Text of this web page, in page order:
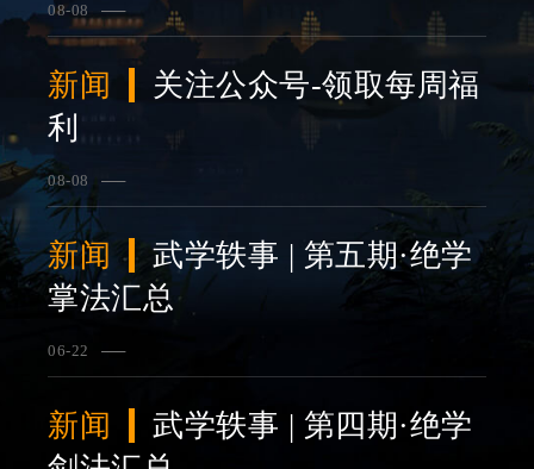
08-08
查看详情
新闻
关注公众号-领取每周福
利
08-08
查看详情
新闻
武学轶事 | 第五期·绝学
掌法汇总
06-22
查看详情
新闻
武学轶事 | 第四期·绝学